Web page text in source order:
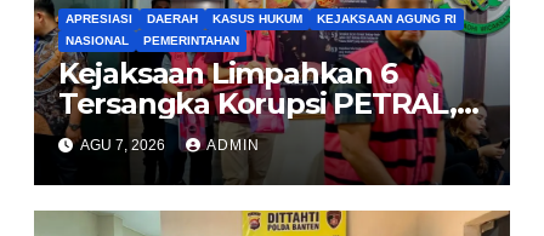
APRESIASI DAERAH KASUS HUKUM
KEJAKSAAN AGUNG RI
NASIONAL
PEMERINTAHAN
Kejaksaan Limpahkan 6
Tersangka Korupsi PETRAL,
PES dan ISC ke PN Tipikor
Jakarta Pusat
AGU 7, 2026 ADMIN